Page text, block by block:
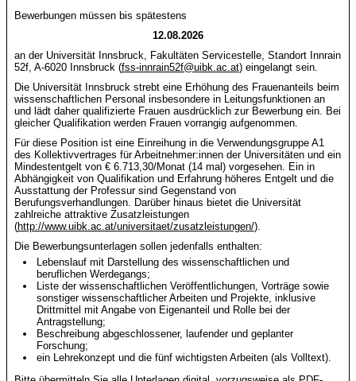
Bewerbungen müssen bis spätestens
12.08.2026
an der Universität Innsbruck, Fakultäten Servicestelle, Standort Innrain
52f, A-6020 Innsbruck (fss-innrain52f@uibk.ac.at) eingelangt sein.
Die Universität Innsbruck strebt eine Erhöhung des Frauenanteils beim
wissenschaftlichen Personal insbesondere in Leitungsfunktionen an
und lädt daher qualifizierte Frauen ausdrücklich zur Bewerbung ein. Bei
gleicher Qualifikation werden Frauen vorrangig aufgenommen.
Für diese Position ist eine Einreihung in die Verwendungsgruppe A1
des Kollektivvertrages für Arbeitnehmer:innen der Universitäten und ein
Mindestentgelt von € 6.713,30/Monat (14 mal) vorgesehen. Ein in
Abhängigkeit von Qualifikation und Erfahrung höheres Entgelt und die
Ausstattung der Professur sind Gegenstand von
Berufungsverhandlungen. Darüber hinaus bietet die Universität
zahlreiche attraktive Zusatzleistungen
(http://www.uibk.ac.at/universitaet/zusatzleistungen/).
Die Bewerbungsunterlagen sollen jedenfalls enthalten:
Lebenslauf mit Darstellung des wissenschaftlichen und
beruflichen Werdegangs;
Liste der wissenschaftlichen Veröffentlichungen, Vorträge sowie
sonstiger wissenschaftlicher Arbeiten und Projekte, inklusive
Drittmittel mit Angabe von Eigenanteil und Rolle bei der
Antragstellung;
Beschreibung abgeschlossener, laufender und geplanter
Forschung;
ein Lehrekonzept und die fünf wichtigsten Arbeiten (als Volltext).